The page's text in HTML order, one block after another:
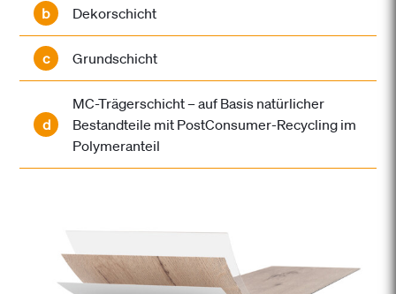
b Dekorschicht
c Grundschicht
d
MC-Trägerschicht – auf Basis natürlicher
Bestandteile mit PostConsumer-Recycling im
Polymeranteil